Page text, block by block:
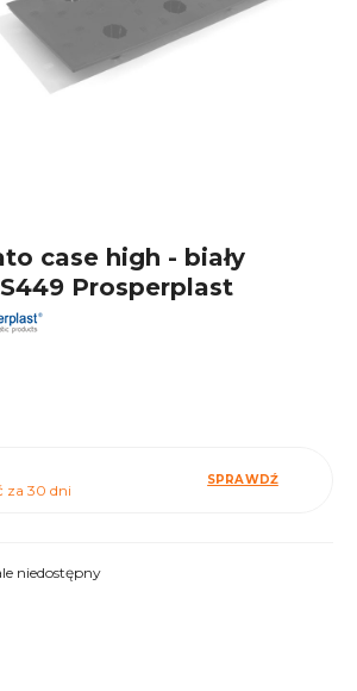
case high - biały
Prosperplast
za 30 dni
SPRAWDŹ
niedostępny